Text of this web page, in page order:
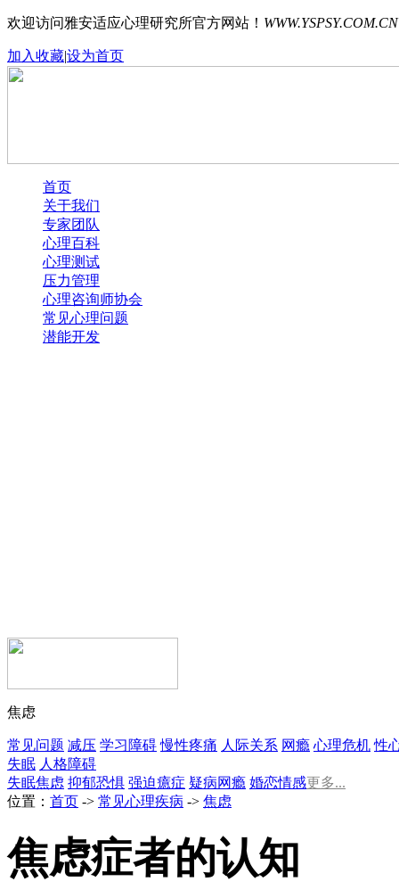
欢迎访问雅安适应心理研究所官方网站！ WWW.YSPSY.COM.CN
加入收藏|设为首页
首页
关于我们
专家团队
心理百科
心理测试
压力管理
心理咨询师协会
常见心理问题
潜能开发
焦虑
常见问题 减压 学习障碍 慢性疼痛 人际关系 网瘾 心理危机 性
失眠 人格障碍
失眠焦虑 抑郁恐惧 强迫癔症 疑病网瘾 婚恋情感更多...
位置： 首页 -> 常见心理疾病 -> 焦虑
焦虑症者的认知